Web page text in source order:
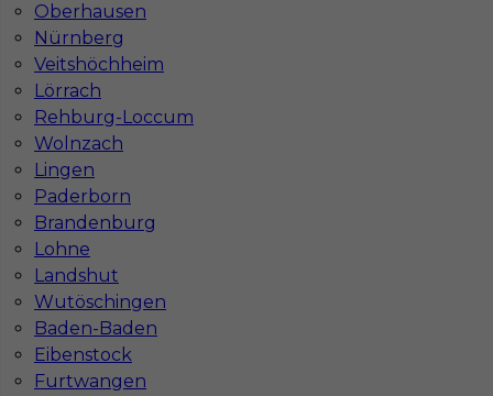
Oberhausen
Nürnberg
Veitshöchheim
Lörrach
Rehburg-Loccum
Wolnzach
Lingen
Paderborn
Brandenburg
Lohne
Landshut
Wutöschingen
Baden-Baden
Eibenstock
Furtwangen
Kategoria Prace budowlane
Lokalizacja Niemcy
Wymagane języki
komunikatywny , Angielski komunikatywny
Stawka